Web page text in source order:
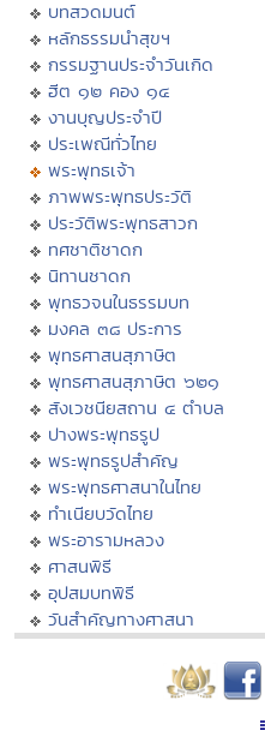
บทสวดมนต์
หลักธรรมนำสุขฯ
กรรมฐานประจำวันเกิด
ฮีต ๑๒ คอง ๑๔
งานบุญประจำปี
ประเพณีทั่วไทย
พระพุทธเจ้า
ภาพพระพุทธประวัติ
ประวัติพระพุทธสาวก
ทศชาติชาดก
นิทานชาดก
พุทธวจนในธรรมบท
มงคล ๓๘ ประการ
พุทธศาสนสุภาษิต
พุทธศาสนสุภาษิต ๖๒๑
สังเวชนียสถาน ๔ ตำบล
ปางพระพุทธรูป
พระพุทธรูปสำคัญ
พระพุทธศาสนาในไทย
ทำเนียบวัดไทย
พระอารามหลวง
ศาสนพิธี
อุปสมบทพิธี
วันสำคัญทางศาสนา